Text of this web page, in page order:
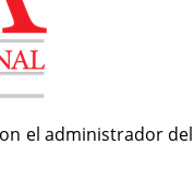
el administrador del